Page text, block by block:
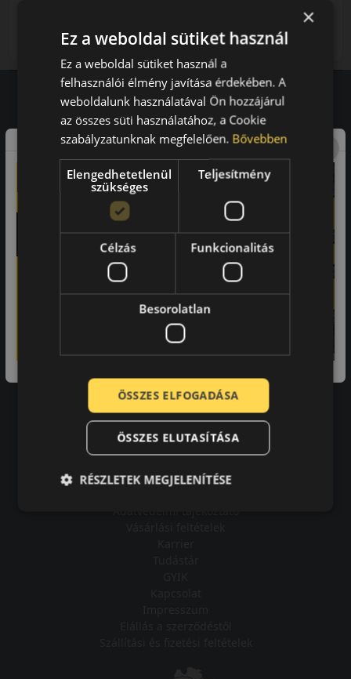
Kuponkód másolása
db KOSÁRBA
Vásárlói vélemények
97.76%
a vásárlók közül ajánlaná ismerősének ezt a boltot.
21659
vélemény alapján
-
A bolt vásárlója
Minden tökéletesen működik.
Impresszum
×
Ez a weboldal sütiket használ
Ez a weboldal sütiket használ a
felhasználói élmény javítása érdekében. A
weboldalunk használatával Ön hozzájárul
az összes süti használatához, a Cookie
szabályzatunknak megfelelően. Bővebben
Elengedhetetlenül
szükséges
Teljesítmény
Célzás Funkcionalitás
Besorolatlan
ÖSSZES ELFOGADÁSA
ÖSSZES ELUTASÍTÁSA
RÉSZLETEK MEGJELENÍTÉSE